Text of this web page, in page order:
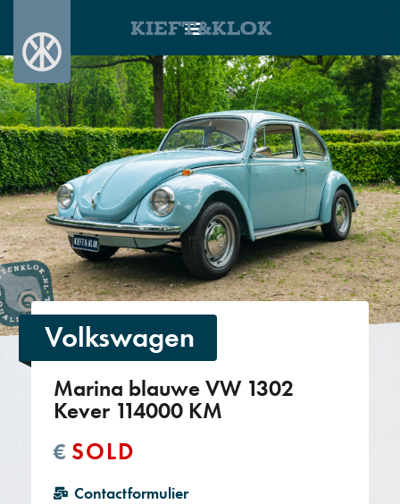
KIEFT&KLOK
Volkswagen
Marina blauwe VW 1302
Kever 114000 KM
€ SOLD
Contactformulier